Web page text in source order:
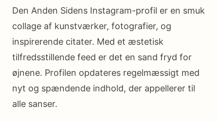
Den Anden Sidens Instagram-profil er en smuk
collage af kunstværker, fotografier, og
inspirerende citater. Med et æstetisk
tilfredsstillende feed er det en sand fryd for
øjnene. Profilen opdateres regelmæssigt med
nyt og spændende indhold, der appellerer til
alle sanser.